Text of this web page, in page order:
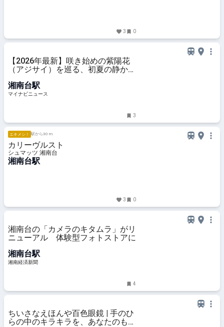
3 0
【2026年最新】咲き始めの紫陽花
（アジサイ）を巡る、初夏の静かな
湘南台駅
マイナビニュース
3
エキメシ！ 駅から30 m
カリーヴルスト
シュマッツ 湘南台
湘南台駅
3 0
湘南台の「カメラのキタムラ」がリ
ニューアル 体験型フォトストアに
湘南台駅
湘南経済新聞
4
ちいさなえほんや百色眼鏡 | 手のひ
らの中のキラキラを、あなたのもと